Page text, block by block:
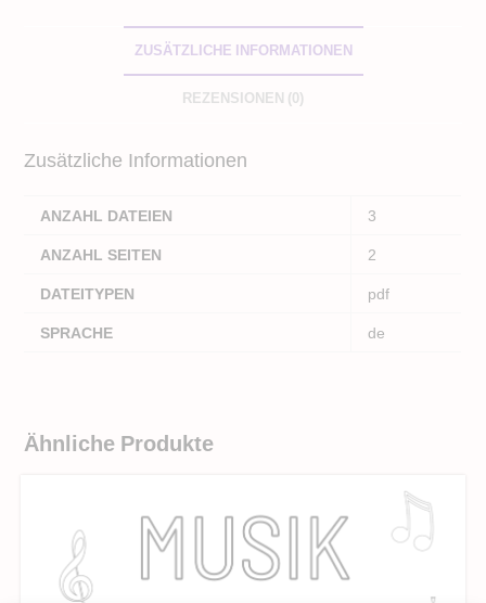
ZUSÄTZLICHE INFORMATIONEN
REZENSIONEN (0)
Zusätzliche Informationen
ANZAHL DATEIEN
3
ANZAHL SEITEN
2
DATEITYPEN
pdf
SPRACHE
de
Ähnliche Produkte